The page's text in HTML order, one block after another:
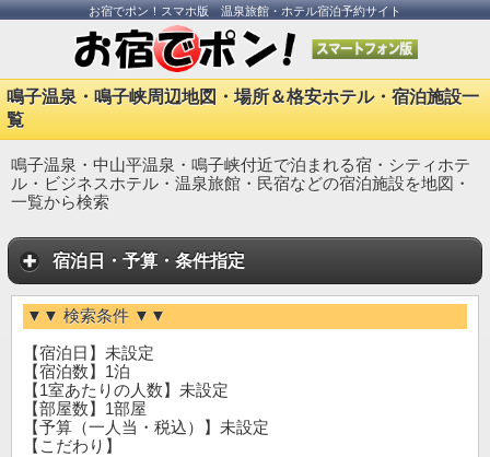
お宿でポン！スマホ版 温泉旅館・ホテル宿泊予約サイト
鳴子温泉・鳴子峡周辺地図・場所＆格安ホテル・宿泊施設一
覧
鳴子温泉・中山平温泉・鳴子峡付近で泊まれる宿・シティホテ
ル・ビジネスホテル・温泉旅館・民宿などの宿泊施設を地図・
一覧から検索
宿泊日・予算・条件指定
▼▼ 検索条件 ▼▼
【宿泊日】未設定
【宿泊数】1泊
【1室あたりの人数】未設定
【部屋数】1部屋
【予算（一人当・税込）】未設定
【こだわり】